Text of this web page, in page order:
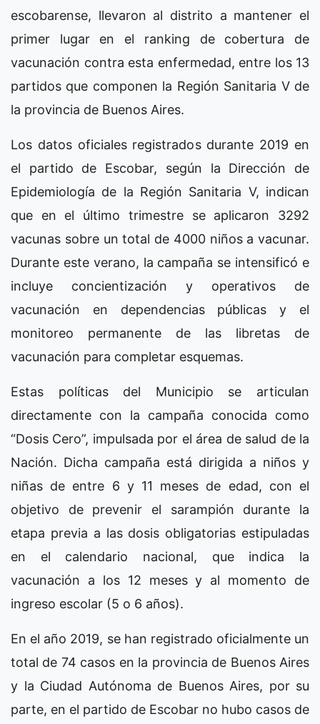
escobarense, llevaron al distrito a mantener el
primer lugar en el ranking de cobertura de
vacunación contra esta enfermedad, entre los 13
partidos que componen la Región Sanitaria V de
la provincia de Buenos Aires.
Los datos oficiales registrados durante 2019 en
el partido de Escobar, según la Dirección de
Epidemiología de la Región Sanitaria V, indican
que en el último trimestre se aplicaron 3292
vacunas sobre un total de 4000 niños a vacunar.
Durante este verano, la campaña se intensificó e
incluye concientización y operativos de
vacunación en dependencias públicas y el
monitoreo permanente de las libretas de
vacunación para completar esquemas.
Estas políticas del Municipio se articulan
directamente con la campaña conocida como
“Dosis Cero”, impulsada por el área de salud de la
Nación. Dicha campaña está dirigida a niños y
niñas de entre 6 y 11 meses de edad, con el
objetivo de prevenir el sarampión durante la
etapa previa a las dosis obligatorias estipuladas
en el calendario nacional, que indica la
vacunación a los 12 meses y al momento de
ingreso escolar (5 o 6 años).
En el año 2019, se han registrado oficialmente un
total de 74 casos en la provincia de Buenos Aires
y la Ciudad Autónoma de Buenos Aires, por su
parte, en el partido de Escobar no hubo casos de